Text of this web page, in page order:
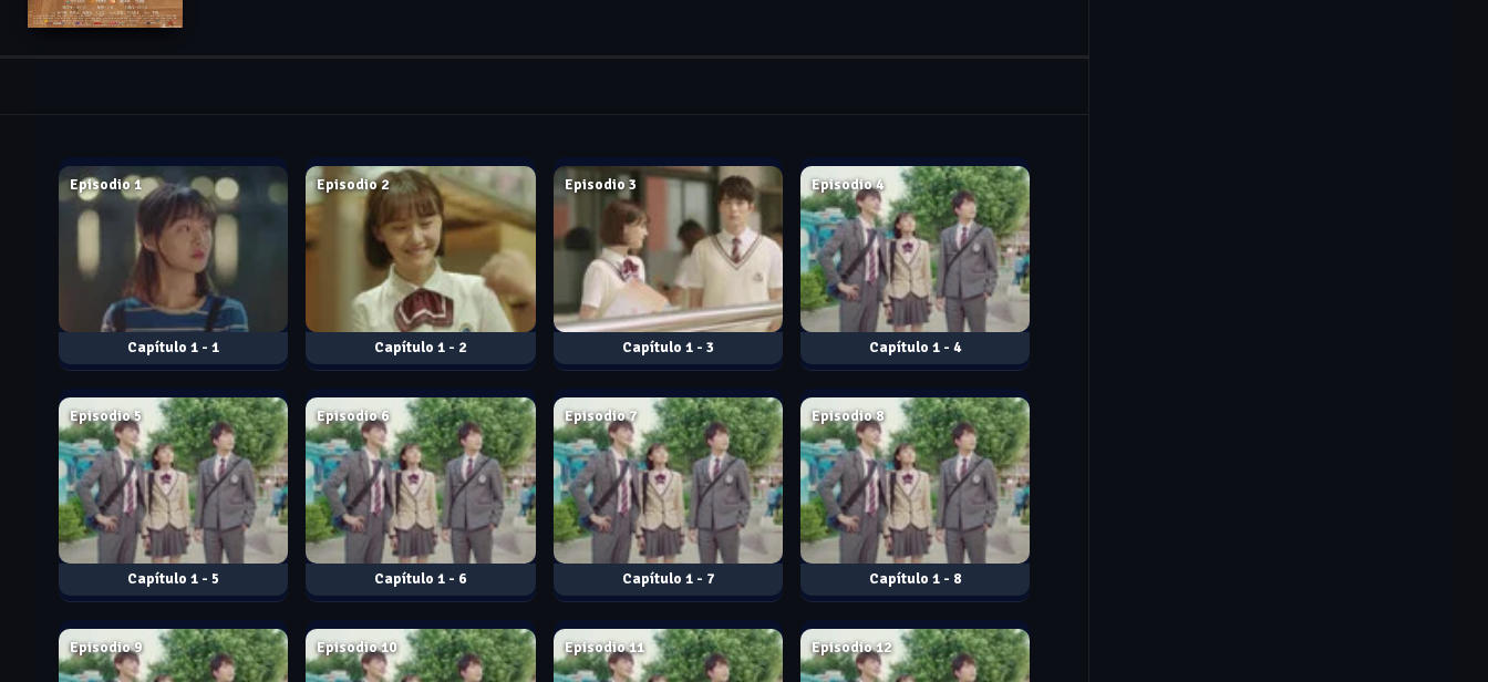
1 - 1
Episodio 1
1 - 2
Episodio 2
1 - 3
Episodio 3
1 - 4
Episodio 4
1 - 5
Episodio 5
1 - 6
Episodio 6
1 - 7
Episodio 7
1 - 8
Episodio 8
Episodio 9 Episodio 10 Episodio 11 Episodio 12